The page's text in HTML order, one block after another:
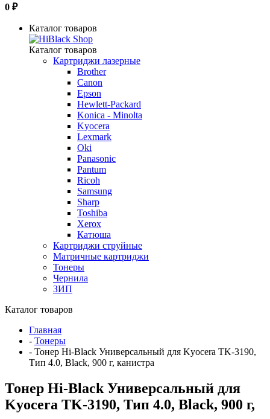
0 ₽
Каталог товаров
Каталог товаров
Картриджи лазерные
Brother
Canon
Epson
Hewlett-Packard
Konica - Minolta
Kyocera
Lexmark
Oki
Panasonic
Pantum
Ricoh
Samsung
Sharp
Toshiba
Xerox
Катюша
Картриджи струйные
Матричные картриджи
Тонеры
Чернила
ЗИП
Каталог товаров
Главная
- Тонеры
- Тонер Hi-Black Универсальный для Kyocera TK-3190,
Тип 4.0, Black, 900 г, канистра
Тонер Hi-Black Универсальный для
Kyocera TK-3190, Тип 4.0, Black, 900 г,